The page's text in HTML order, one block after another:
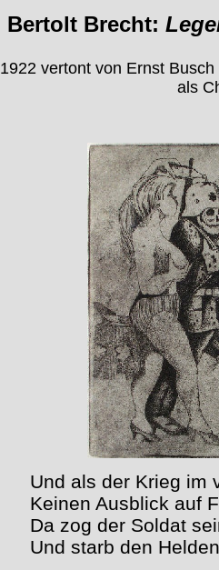
Bertolt Brecht:
1922 vertont von Ernst
als
Und als der Krieg im
Keinen Ausblick auf
Da zog der Soldat
Und starb den